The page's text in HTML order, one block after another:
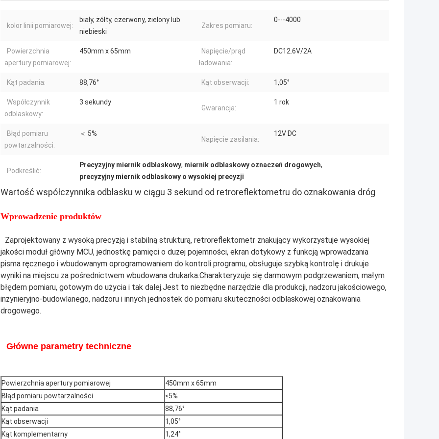
kolor linii pomiarowej:
biały, żółty, czerwony, zielony lub
niebieski
Zakres pomiaru:
0---4000
Powierzchnia
apertury pomiarowej:
450mm x 65mm
Napięcie/prąd
ładowania:
DC12.6V/2A
Kąt padania: 88,76° Kąt obserwacji: 1,05°
Współczynnik
odblaskowy:
3 sekundy
Gwarancja:
1 rok
Błąd pomiaru
powtarzalności:
＜ 5%
Napięcie zasilania:
12V DC
Podkreślić:
Precyzyjny miernik odblaskowy, miernik odblaskowy oznaczeń drogowych,
precyzyjny miernik odblaskowy o wysokiej precyzji
Wartość współczynnika odblasku w ciągu 3 sekund od retroreflektometru do oznakowania dróg
Wprowadzenie produktów
Zaprojektowany z wysoką precyzją i stabilną strukturą, retroreflektometr znakujący wykorzystuje wysokiej
jakości moduł główny MCU, jednostkę pamięci o dużej pojemności, ekran dotykowy z funkcją wprowadzania
pisma ręcznego i wbudowanym oprogramowaniem do kontroli programu, obsługuje szybką kontrolę i drukuje
wyniki na miejscu za pośrednictwem wbudowana drukarka.Charakteryzuje się darmowym podgrzewaniem, małym
błędem pomiaru, gotowym do użycia i tak dalej.Jest to niezbędne narzędzie dla produkcji, nadzoru jakościowego,
inżynieryjno-budowlanego, nadzoru i innych jednostek do pomiaru skuteczności odblaskowej oznakowania
drogowego.
Główne parametry techniczne
Powierzchnia apertury pomiarowej
450mm x 65mm
Błąd pomiaru powtarzalności
≤5%
Kąt padania
88,76°
Kąt obserwacji
1,05°
Kąt komplementarny
1,24°